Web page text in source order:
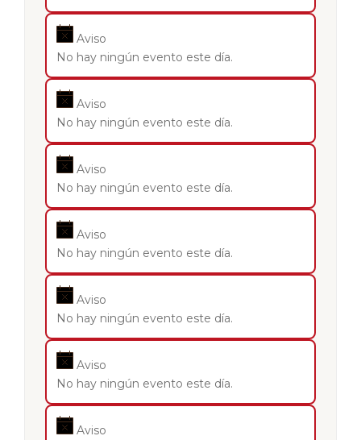
Aviso
No hay ningún evento este día.
Aviso
No hay ningún evento este día.
Aviso
No hay ningún evento este día.
Aviso
No hay ningún evento este día.
Aviso
No hay ningún evento este día.
Aviso
No hay ningún evento este día.
Aviso